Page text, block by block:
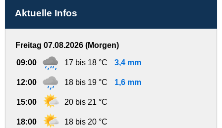
Aktuelle Infos
Freitag 07.08.2026 (Morgen)
09:00 17 bis 18 °C 3,4 mm
12:00 18 bis 19 °C 1,6 mm
15:00 20 bis 21 °C
18:00 18 bis 20 °C